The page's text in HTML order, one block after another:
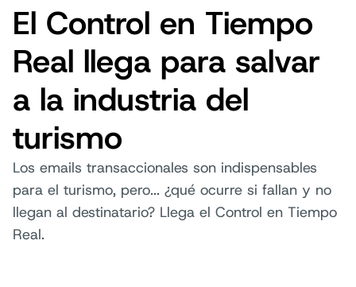
El Control en Tiempo
Real llega para salvar
a la industria del
turismo
Los emails transaccionales son indispensables
para el turismo, pero... ¿qué ocurre si fallan y no
llegan al destinatario? Llega el Control en Tiempo
Real.